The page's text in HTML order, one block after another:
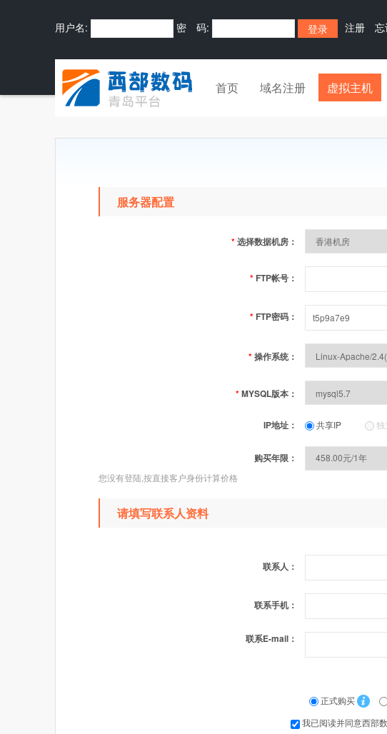
用户名: 密 码: 注册
首页 域名注册 虚拟主机
服务器配置
*选择数据机房：
* FTP帐号：
* FTP密码：
*操作系统：
*MYSQL版本：
IP地址： 共享IP 独
购买年限：
您没有登陆,按直接客户身份计算价格
请填写联系人资料
联系人：
联系手机：
联系E-mail：
正式购买
我已阅读并同意西部